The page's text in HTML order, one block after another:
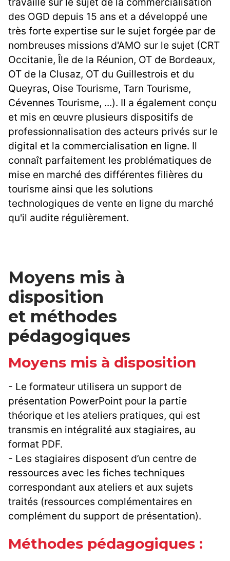
des OGD depuis 15 ans et a développé une
très forte expertise sur le sujet forgée par de
nombreuses missions d'AMO sur le sujet (CRT
Occitanie, Île de la Réunion, OT de Bordeaux,
OT de la Clusaz, OT du Guillestrois et du
Queyras, Oise Tourisme, Tarn Tourisme,
Cévennes Tourisme, ...). Il a également conçu
et mis en œuvre plusieurs dispositifs de
professionnalisation des acteurs privés sur le
digital et la commercialisation en ligne. Il
connaît parfaitement les problématiques de
mise en marché des différentes filières du
tourisme ainsi que les solutions
technologiques de vente en ligne du marché
qu'il audite régulièrement.
Moyens mis à
disposition
et méthodes
pédagogiques
Moyens mis à disposition
- Le formateur utilisera un support de
présentation PowerPoint pour la partie
théorique et les ateliers pratiques, qui est
transmis en intégralité aux stagiaires, au
format PDF.
- Les stagiaires disposent d’un centre de
ressources avec les fiches techniques
correspondant aux ateliers et aux sujets
traités (ressources complémentaires en
complément du support de présentation).
Méthodes pédagogiques :